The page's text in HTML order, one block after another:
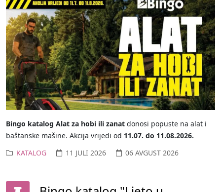
Bingo katalog Alat za hobi ili zanat donosi popuste na alat i
baštanske mašine. Akcija vrijedi od 11.07. do 11.08.2026.
KATALOG
11 JULI 2026 06 AVGUST 2026